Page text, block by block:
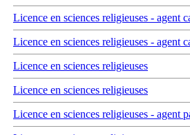
Licence en sciences religieuses - agent
Licence en sciences religieuses - agent
Licence en sciences religieuses
Licence en sciences religieuses
Licence en sciences religieuses - agent